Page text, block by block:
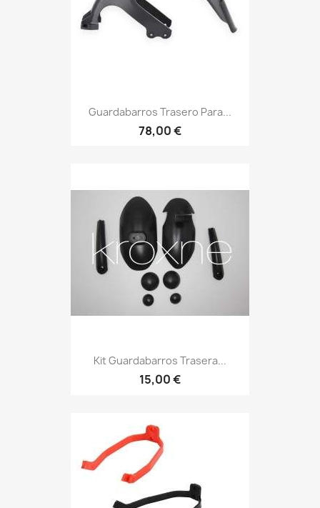
Guardabarros Trasero Para...
78,00 €
Kit Guardabarros Trasera...
15,00 €